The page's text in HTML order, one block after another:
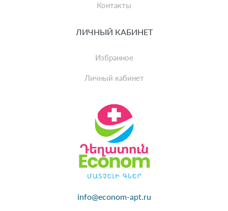
info@econom-apt.ru
Контакты
ЛИЧНЫЙ КАБИНЕТ
Избранное
Личный кабинет